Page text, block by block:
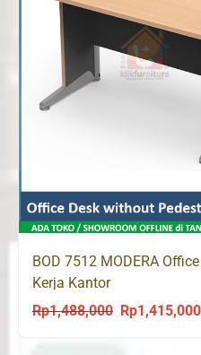
BOD 7512 MODERA
Kerja Kantor
Rp1,488,000
Original
Rp1,415,000